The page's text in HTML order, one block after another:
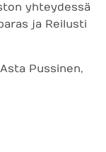
yhteydessä
ja Reilusti
Pussinen,